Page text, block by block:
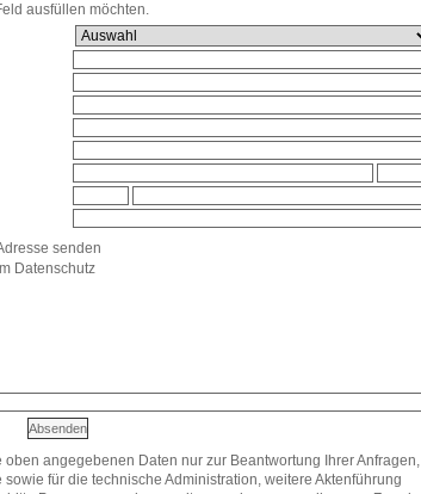
ausfüllen möchten.
senden
Datenschutz
oben angegebenen Daten nur zur Beantwortung Ihrer Anfragen,
für die technische Administration, weitere Aktenführung